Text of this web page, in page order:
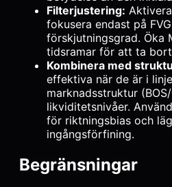
Filterjustering:
fokusera endast på
förskjutningsgrad. Öka
tidsramar för att ta
Kombinera med
effektiva när de är i
marknadsstruktur
likviditetsnivåer.
för riktningsbias och
ingångsförfining.
Begränsningar